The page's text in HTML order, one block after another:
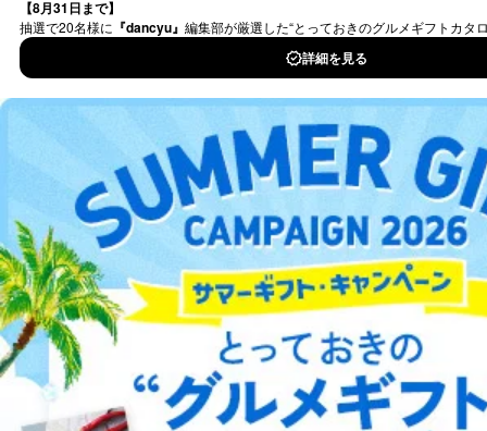
に特に必要がある場合であって、本人の同意を得るこ
とが困難である場合。
国の機関もしくは地方公共団体またはその委託を受け
上記２．の利用目的を実施するために守秘義務を結ん
だ企業に、業務の一部として個人情報の取扱いを委
託・提供する場合、その業務に必要な範囲で委託・提
供先企業に個人情報を開示することがあります。
委託・提供先企業は具体的には以下のような企業です
が、これらに限りません。
委託先：カスタマーサポート支援会社 、クレジッ
トカード決済などの決済代行・料金回収会社、広
告配信サービス会社
提供先：出版社、出版物発売元、卸売会社、販売
店など商品の供給者、梱包会社、配送会社、新聞
販売店などの梱包・配送・配達会社
４．開示対象個人情報の「開示」「訂正」等の請求につ
DOWNLOAD FOR IOS
DOWNLOAD FOR ANDROID
ご利用方法はこちら
総合案内
アフィリエイト 採用情報
プレスリリース お問い合わせ